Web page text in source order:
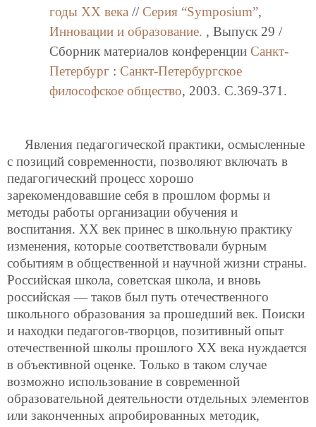
годы ХХ века // Серия “Symposium”,
Инновации и образование. , Выпуск 29 /
Сборник материалов конференции Санкт-
Петербург : Санкт-Петербургское
философское общество, 2003. C.369-371.
Явления педагогической практики, осмысленные
с позиций современности, позволяют включать в
педагогический процесс хорошо
зарекомендовавшие себя в прошлом формы и
методы работы организации обучения и
воспитания. ХХ век принес в школьную практику
изменения, которые соответствовали бурным
событиям в общественной и научной жизни страны.
Российская школа, советская школа, и вновь
российская — таков был путь отечественного
школьного образования за прошедший век. Поиски
и находки педагогов-творцов, позитивный опыт
отечественной школы прошлого ХХ века нуждается
в объективной оценке. Только в таком случае
возможно использование в современной
образовательной деятельности отдельных элементов
или законченных апробированных методик,